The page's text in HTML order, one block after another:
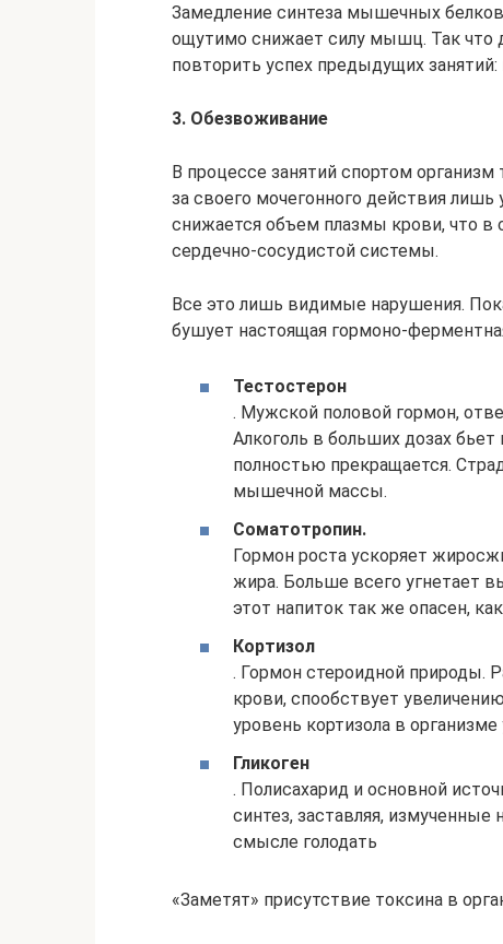
Замедление синтеза мышечных
ощутимо снижает силу мышц. Так что
повторить успех предыдущих
3. Обезвоживание
В процессе занятий спортом
за своего мочегонного действия
снижается объем плазмы крови, что в
сердечно-сосудистой системы.
Все это лишь видимые нарушения.
бушует настоящая гормоно-
Тестостерон
. Мужской половой гормон,
Алкоголь в больших дозах
полностью прекращается.
мышечной массы.
Соматотропин.
Гормон роста ускоряет
жира. Больше всего угнетает
этот напиток так же опасен,
Кортизол
. Гормон стероидной природы.
крови, спообствует
уровень кортизола в организме
Гликоген
. Полисахарид и основной
синтез, заставляя,
смысле голодать
«Заметят» присутствие токсина в